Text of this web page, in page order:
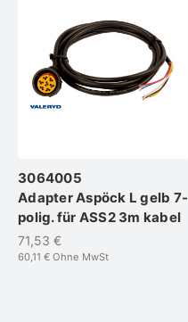
3064005
Adapter Aspöck L gelb 7-
polig. für ASS2 3m kabel
71,53 €
60,11 € Ohne MwSt